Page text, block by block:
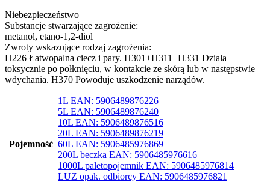
Niebezpieczeństwo
Substancje stwarzające zagrożenie:
metanol, etano-1,2-diol
Zwroty wskazujące rodzaj zagrożenia:
H226 Łatwopalna ciecz i pary. H301+H311+H331 Działa
toksycznie po połknięciu, w kontakcie ze skórą lub w następstwie
wdychania. H370 Powoduje uszkodzenie narządów.
Pojemność
1L EAN: 5906489876226
5L EAN: 5906489876240
10L EAN: 5906489876516
20L EAN: 5906489876219
60L EAN: 5906485976869
200L beczka EAN: 5906485976616
1000L paletopojemnik EAN: 5906485976814
LUZ opak. odbiorcy EAN: 5906485976821